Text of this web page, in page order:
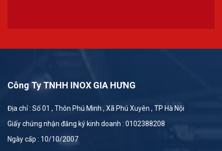
Công Ty TNHH INOX GIA HƯNG
Địa chỉ : Số 01 , Thôn Phú Minh , Xã Phú Xuyên , TP Hà Nội
Giấy chứng nhận đăng ký kinh doanh : 0102388208
Ngày cấp : 10/10/2007